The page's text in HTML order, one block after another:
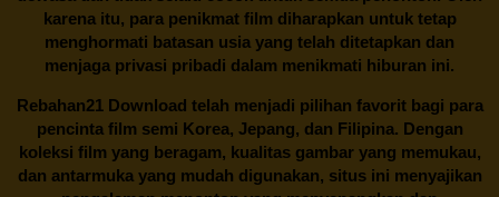
karena itu, para penikmat film diharapkan untuk tetap
menghormati batasan usia yang telah ditetapkan dan
menjaga privasi pribadi dalam menikmati hiburan ini.
Rebahan21Download telah menjadi pilihan favorit bagi para
pencinta film semi Korea, Jepang, dan Filipina. Dengan
koleksi film yang beragam, kualitas gambar yang memukau,
dan antarmuka yang mudah digunakan, situs ini menyajikan